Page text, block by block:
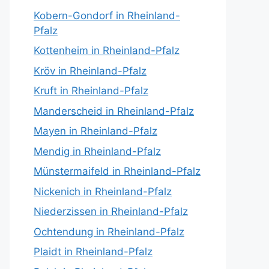
Kobern-Gondorf in Rheinland-
Pfalz
Kottenheim in Rheinland-Pfalz
Kröv in Rheinland-Pfalz
Kruft in Rheinland-Pfalz
Manderscheid in Rheinland-Pfalz
Mayen in Rheinland-Pfalz
Mendig in Rheinland-Pfalz
Münstermaifeld in Rheinland-Pfalz
Nickenich in Rheinland-Pfalz
Niederzissen in Rheinland-Pfalz
Ochtendung in Rheinland-Pfalz
Plaidt in Rheinland-Pfalz